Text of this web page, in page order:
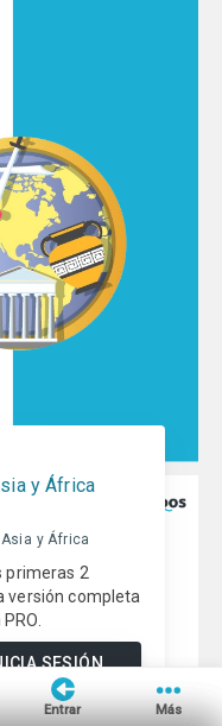
y África
y África
primeras 2
versión completa
SESIÓN
Agenda 2030
Todos
uso
Entrar Más